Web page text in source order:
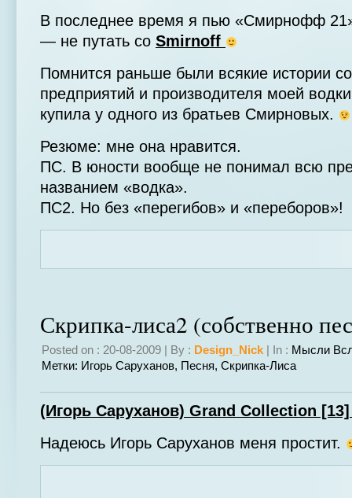
В последнее время я пью «Смирнофф
— не путать со Smirnoff
Помнится раньше были всякие истории
предприятий и производителя моей
купила у одного из братьев Смирновых.
Резюме: мне она нравится.
ПС. В юности вообще не понимал всю
названием «водка».
ПС2. Но без «перегибов» и «переборов»!
Скрипка-лиса2 (собственно
Posted on : 20-08-2009 | By : Design_Nick | In : Мысли
Метки: Игорь Саруханов, Песня, Скрипка-Лиса
(Игорь Саруханов) Grand Collection
Надеюсь Игорь Саруханов меня простит.